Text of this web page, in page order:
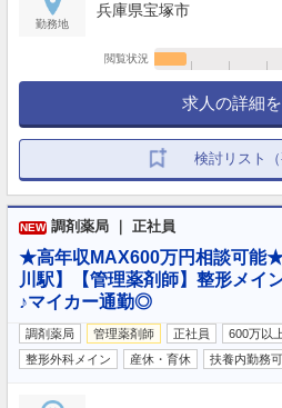
勤務地
兵庫県宝塚市
閲覧状況
求人の詳細
検討リスト（
NEW 調剤薬局 ｜ 正社員
★高年収MAX600万円相談可能
川駅】【管理薬剤師】整形メイ
♪マイカー通勤◎
調剤薬局 管理薬剤師 正社員 600万以
整形外科メイン
産休・育休 扶養内勤務可